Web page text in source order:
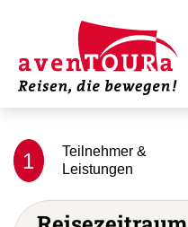
1
Teilnehmer &
Leistungen